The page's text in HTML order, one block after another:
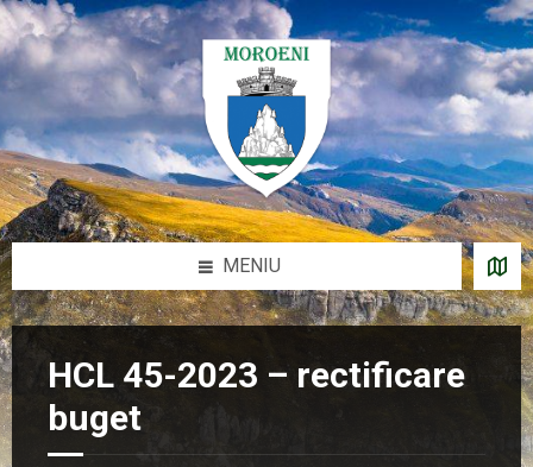
Sari
la
conținut
Salt
la
bara
laterală
stângă
Salt
la
bara
laterală
dreaptă
Salt
la
subsol
MENIU
HCL 45-2023 – rectificare
buget